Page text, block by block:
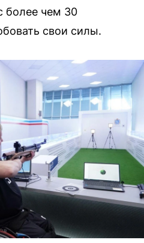
более чем 30
свои силы.